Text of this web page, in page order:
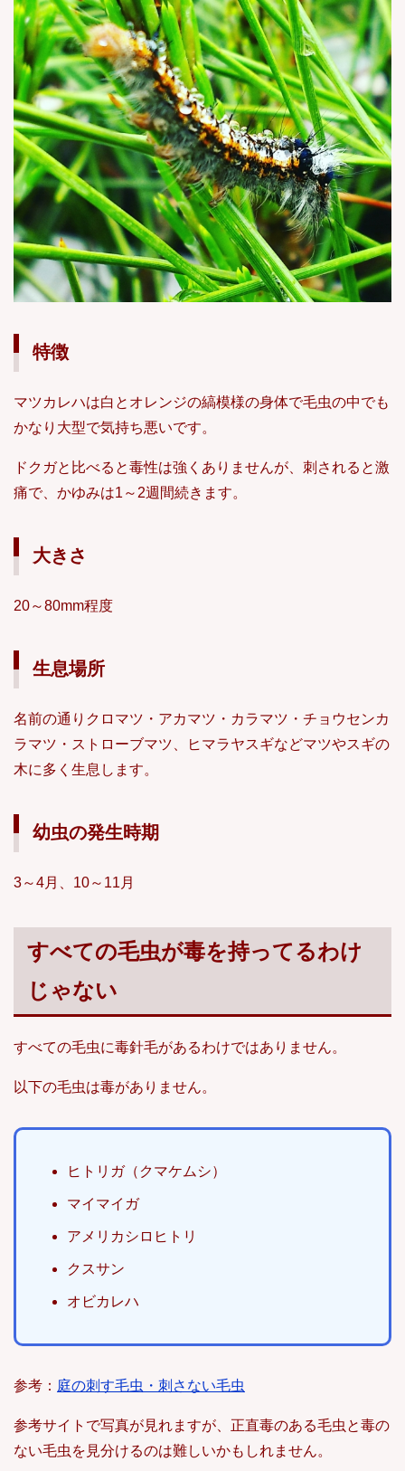
特徴
マツカレハは白とオレンジの縞模様の身体で毛虫の中でも
かなり大型で気持ち悪いです。
ドクガと比べると毒性は強くありませんが、刺されると激
痛で、かゆみは1～2週間続きます。
大きさ
20～80mm程度
生息場所
名前の通りクロマツ・アカマツ・カラマツ・チョウセンカ
ラマツ・ストローブマツ、ヒマラヤスギなどマツやスギの
木に多く生息します。
幼虫の発生時期
3～4月、10～11月
すべての毛虫が毒を持ってるわけ
じゃない
すべての毛虫に毒針毛があるわけではありません。
以下の毛虫は毒がありません。
ヒトリガ（クマケムシ）
マイマイガ
アメリカシロヒトリ
クスサン
オビカレハ
参考： 庭の刺す毛虫・刺さない毛虫
参考サイトで写真が見れますが、正直毒のある毛虫と毒の
ない毛虫を見分けるのは難しいかもしれません。